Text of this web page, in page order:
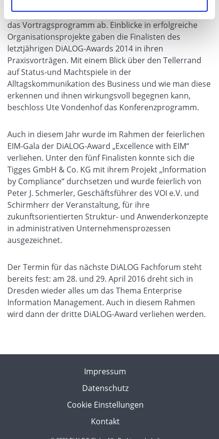
und Vertragsmanagement oder Industrie 4.0 rundeten
das Vortragsprogramm ab. Einblicke in erfolgreiche
Organisationsprojekte gaben die Finalisten des
letztjährigen DiALOG-Awards 2014 in ihren
Praxisvorträgen. Mit einem Blick über den Tellerrand
auf Status-und Machtspiele in der
Alltagskommunikation des Business und wie man diese
erkennen und ihnen wirkungsvoll begegnen kann,
beschloss Ute Vondenhof das Konferenzprogramm.
Auch in diesem Jahr wurde im Rahmen der feierlichen
EIM-Gala der DiALOG-Award „Excellence with EIM“
verliehen. Unter den fünf Finalisten konnte sich die
Tigges GmbH & Co. KG mit ihrem Projekt „Information
by Compliance“ durchsetzen und wurde feierlich von
Peter J. Schmerler, Geschäftsführer des VOI e.V. und
Schirmherr der Veranstaltung, für ihre
zukunftsorientierten Struktur- und Anwenderkonzepte
in administrativen Unternehmensprozessen
ausgezeichnet.
Der Termin für das nächste DiALOG Fachforum steht
bereits fest: am 28. und 29. April 2016 dreht sich in
Dresden wieder alles um das Thema Enterprise
Information Management. Auch in diesem Rahmen
wird dann der dritte DiALOG-Award verliehen werden.
Impressum
Datenschutz
Cookie Einstellungen
Kontakt